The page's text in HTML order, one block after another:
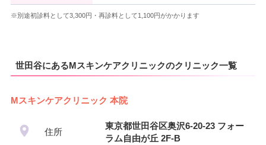
※別途初診料として3,300円・再診料として1,100円がかかります
世田谷にあるMスキンケアクリニックのクリニック一覧
Mスキンケアクリニック 本院
住所
東京都世田谷区奥沢6-20-23 フォー
ラム自由が丘 2F-B